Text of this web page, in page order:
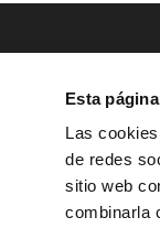
Esta
Las
de redes
sitio web
combinarla
Zaragoza, Nº37, 1ºB,
Tudela, Navarra